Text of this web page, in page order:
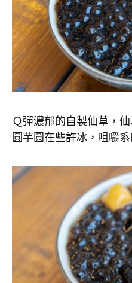
Ｑ彈濃郁的自製仙草，
圓芋圓在些許冰，咀嚼